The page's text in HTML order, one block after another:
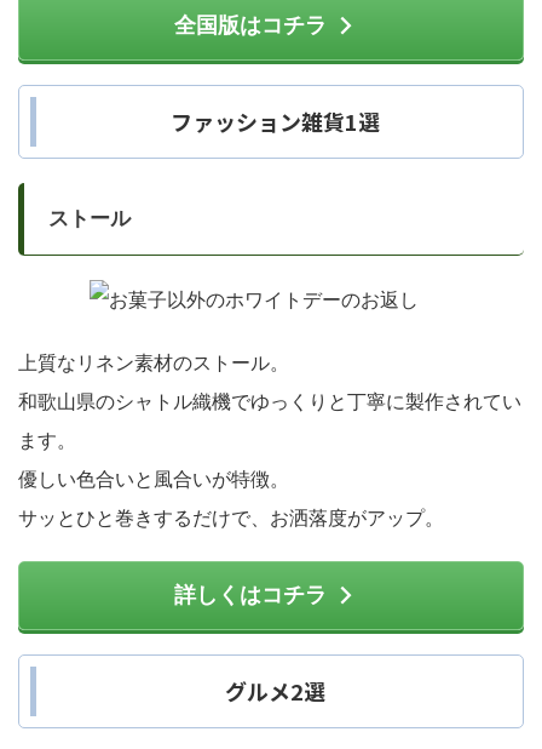
全国版はコチラ
ファッション雑貨1選
ストール
上質なリネン素材のストール。
和歌山県のシャトル織機でゆっくりと丁寧に製作されてい
ます。
優しい色合いと風合いが特徴。
サッとひと巻きするだけで、お洒落度がアップ。
詳しくはコチラ
グルメ2選